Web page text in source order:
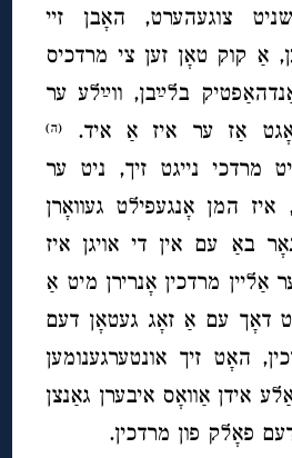
צוגעהערט, האָבן זיי
אַ קוק טאָן זען צי מרדכיס
בלײַבן, ווײַלע ער
אַז ער איז אַ איד.
(ה)
מרדכי נייגט זיך, ניט ער
המן אָנגעפילט געוואָרן
באַ עם אין די אויגן איז
אַליין מרדכין אָנרירן מיט אַ
דאָך עם אַ זאָג געטאָן דעם
האָט זיך אונטערגענומען
אידן אַוואָס איבערן גאַנצן
פאָלק פון מרדכין.